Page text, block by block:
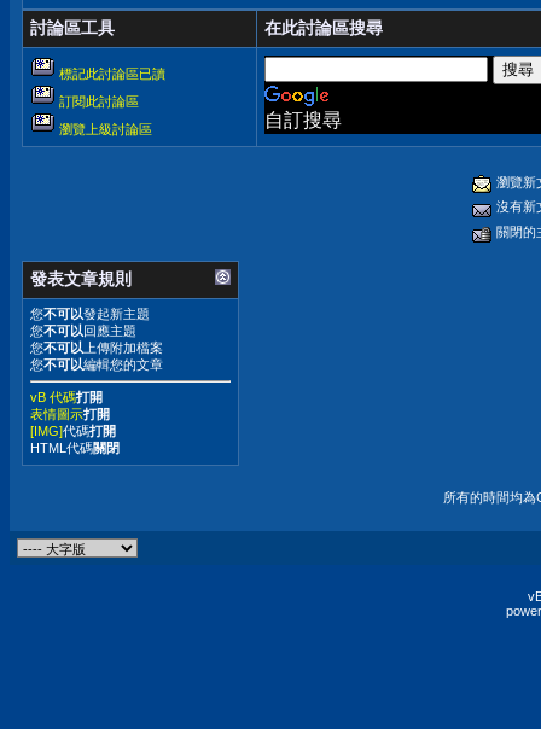
討論區工具 在此討論區搜尋
標記此討論區已讀
訂閱此討論區
瀏覽上級討論區
自訂搜尋
瀏覽新
沒有新
關閉的
發表文章規則
您不可以發起新主題
您不可以回應主題
您不可以 上傳附加檔案
您不可以編輯您的文章
vB 代碼打開
表情圖示打開
[IMG]代碼打開
HTML代碼關閉
所有的時間均為